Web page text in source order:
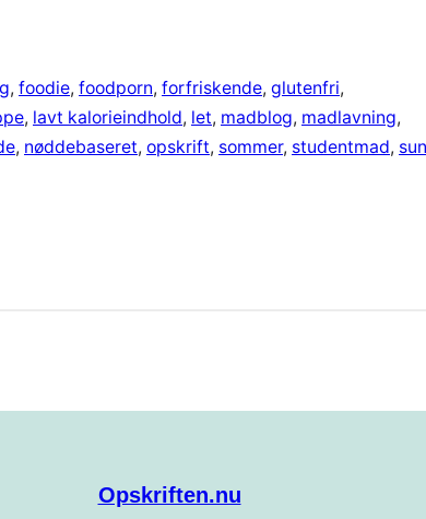
, foodie, foodporn, forfriskende, glutenfri
, lavt kalorieindhold, let, madblog, madlavning
, nøddebaseret, opskrift, sommer, studentmad,
Opskriften.nu